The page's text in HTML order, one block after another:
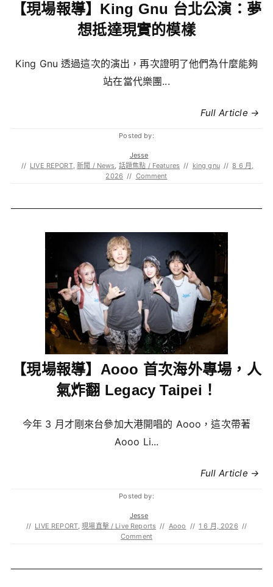
【現場報導】King Gnu 台北公演：夢
想抵達現實的模樣
King Gnu 透過這次的演出，再次證明了他們為什麼能夠
站在當代樂團...
Full Article →
Posted by:
Jesse
// LIVE REPORT,新聞 / News, 話題焦點 / Features // king gnu // 8 6 月,
2026 // Comment
【現場報導】Aooo 首次海外專場，人
氣炸翻 Legacy Taipei！
今年 3 月才剛來台參加大港開唱的 Aooo，這次帶著
Aooo Li...
Full Article →
Posted by:
Jesse
// LIVE REPORT,現場直擊 / Live Reports // Aooo // 1 6 月, 2026 //
Comment